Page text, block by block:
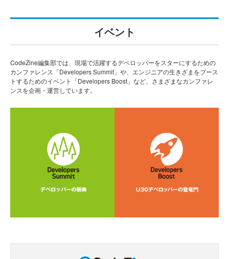
イベント
CodeZine編集部では、現場で活躍するデベロッパーをスターにするための
カンファレンス「Developers Summit」や、エンジニアの生きざまをブース
トするためのイベント「Developers Boost」など、さまざまなカンファレ
ンスを企画・運営しています。